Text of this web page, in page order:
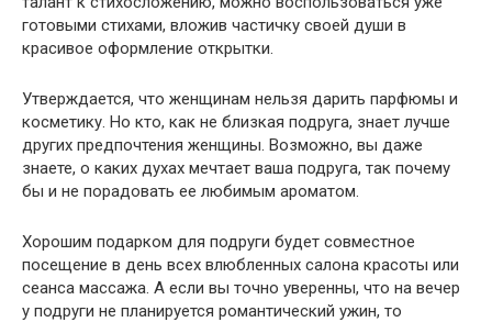
готовыми стихами, вложив частичку своей души в
красивое оформление открытки.
Утверждается, что женщинам нельзя дарить парфюмы и
косметику. Но кто, как не близкая подруга, знает лучше
других предпочтения женщины. Возможно, вы даже
знаете, о каких духах мечтает ваша подруга, так почему
бы и не порадовать ее любимым ароматом.
Хорошим подарком для подруги будет совместное
посещение в день всех влюбленных салона красоты или
сеанса массажа. А если вы точно уверенны, что на вечер
у подруги не планируется романтический ужин, то